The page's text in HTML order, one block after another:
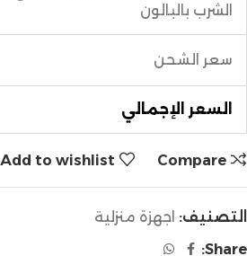
الشرب بالبالون
سعر الشحن
السعر الإجمالي
Compare
Add to wishlist
التصنيف: اجهزة منزلية
Share: